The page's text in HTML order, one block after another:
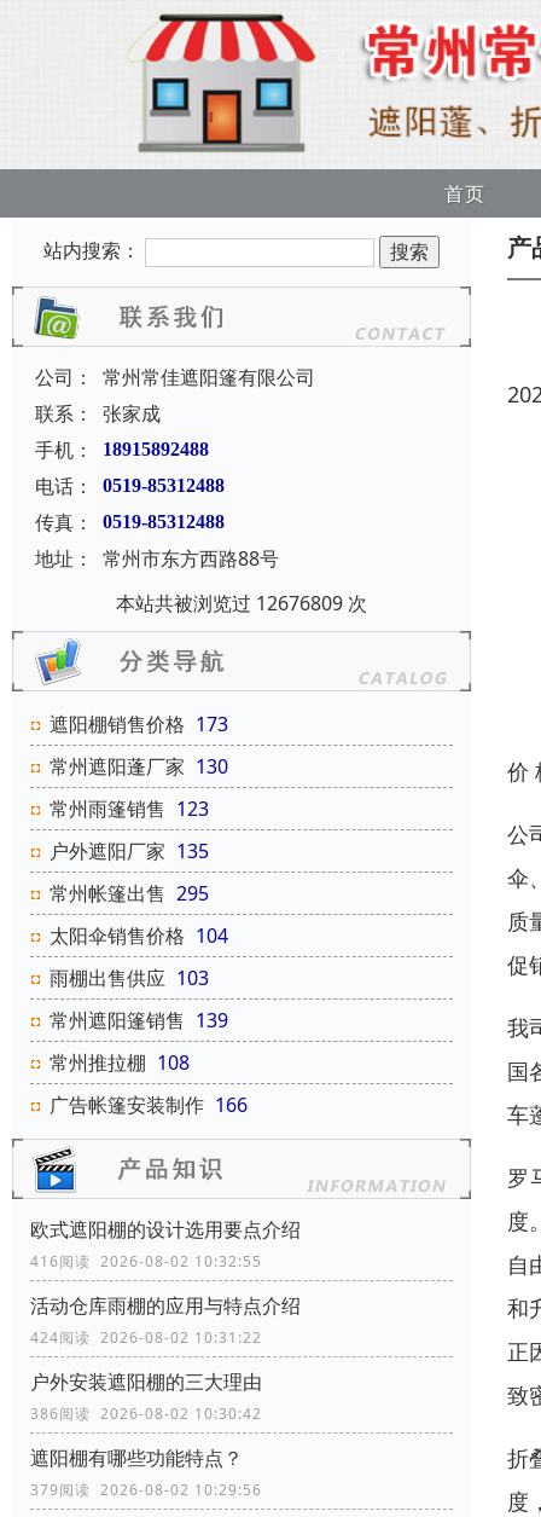
首页
站内搜索：
公司：
常州常佳遮阳篷有限公司
联系：
张家成
手机：
18915892488
电话： 0519-85312488
传真： 0519-85312488
地址：
常州市东方西路88号
本站共被浏览过 12676809 次
遮阳棚销售价格 173
常州遮阳蓬厂家 130
常州雨篷销售 123
户外遮阳厂家 135
常州帐篷出售 295
太阳伞销售价格 104
雨棚出售供应 103
常州遮阳篷销售 139
常州推拉棚 108
广告帐篷安装制作 166
欧式遮阳棚的设计选用要点介绍
416阅读 2026-08-02 10:32:55
活动仓库雨棚的应用与特点介绍
424阅读 2026-08-02 10:31:22
户外安装遮阳棚的三大理由
386阅读 2026-08-02 10:30:42
遮阳棚有哪些功能特点？
379阅读 2026-08-02 10:29:56
产
价
公
伞
质
促
我
国
车
罗
度
自
和
正
致
折
度